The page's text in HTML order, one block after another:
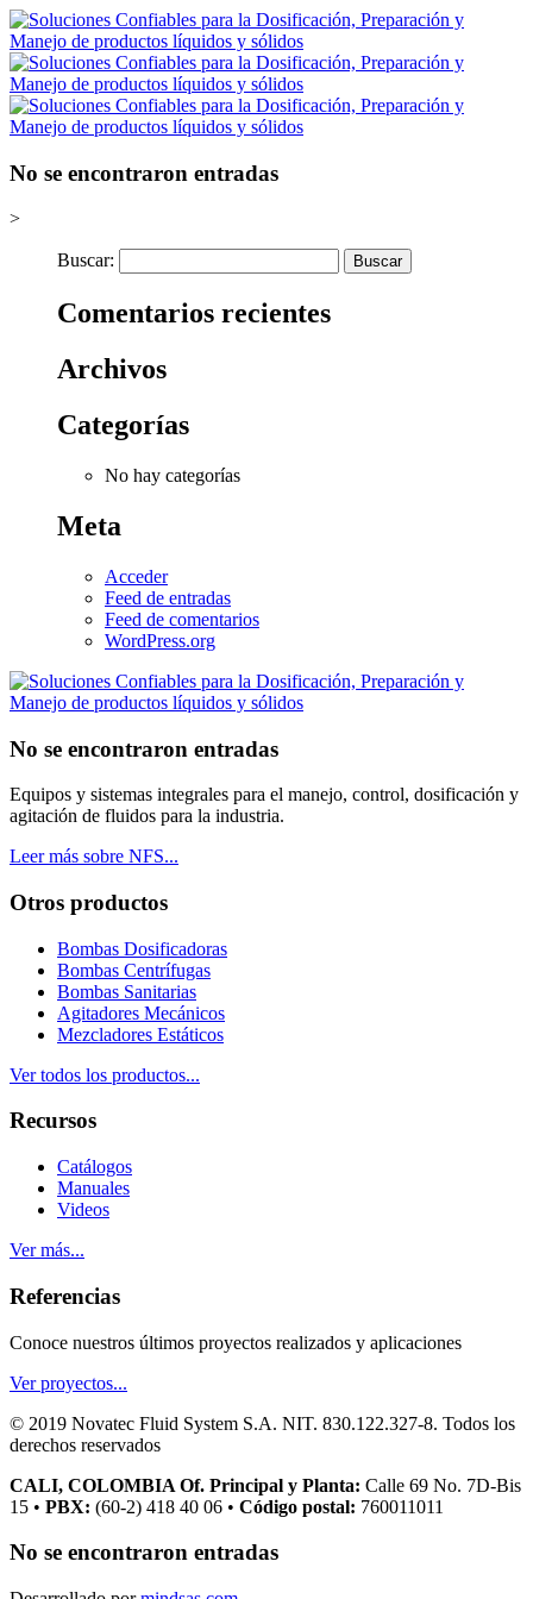
No se encontraron entradas
>
Buscar:
Comentarios recientes
Archivos
Categorías
No hay categorías
Meta
Acceder
Feed de entradas
Feed de comentarios
WordPress.org
No se encontraron entradas
Equipos y sistemas integrales para el manejo, control, dosificación y
agitación de fluidos para la industria.
Leer más sobre NFS...
Otros productos
Bombas Dosificadoras
Bombas Centrífugas
Bombas Sanitarias
Agitadores Mecánicos
Mezcladores Estáticos
Ver todos los productos...
Recursos
Catálogos
Manuales
Videos
Ver más...
Referencias
Conoce nuestros últimos proyectos realizados y aplicaciones
Ver proyectos...
© 2019 Novatec Fluid System S.A. NIT. 830.122.327-8. Todos los
derechos reservados
CALI, COLOMBIA Of. Principal y Planta: Calle 69 No. 7D-Bis
15 • PBX: (60-2) 418 40 06 • Código postal: 760011011
No se encontraron entradas